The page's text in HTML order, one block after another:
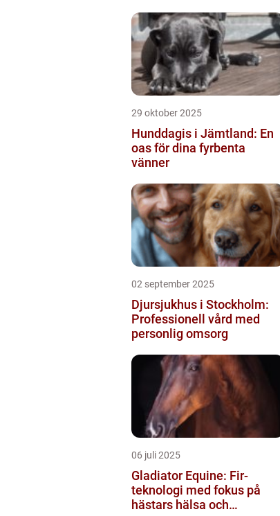
29 oktober 2025
Hunddagis i Jämtland: En
oas för dina fyrbenta
vänner
02 september 2025
Djursjukhus i Stockholm:
Professionell vård med
personlig omsorg
06 juli 2025
Gladiator Equine: Fir-
teknologi med fokus på
hästars hälsa och